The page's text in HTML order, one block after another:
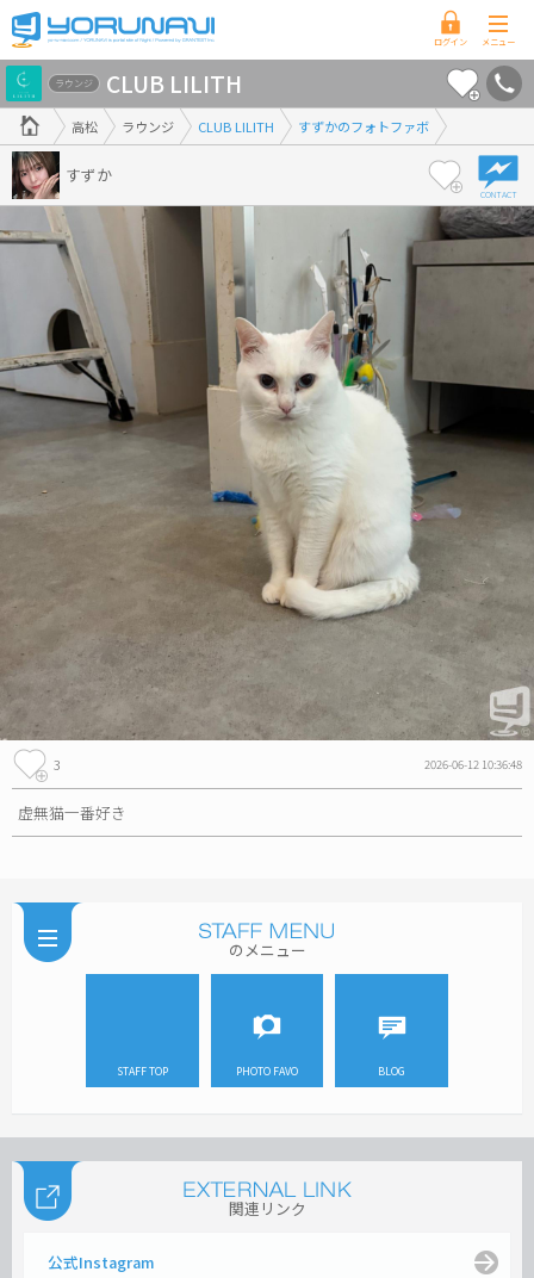
香
川
県
版
高松 ラウンジ CLUB LILITH すずかのフォトファボ
ラウンジ CLUB LILITH
すずか
3 2026-06-12 10:36:48
虚無猫一番好き
のメニュー
STAFF TOP PHOTO FAVO BLOG
関連リンク
公式Instagram